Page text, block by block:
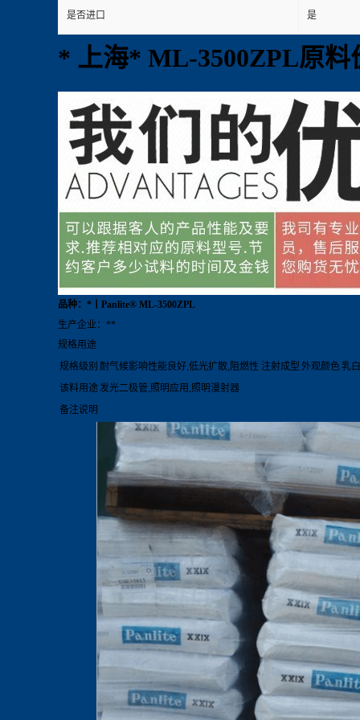
是否进口 是
* 上海* ML-3500ZPL原料
品种：*丨Panlite® ML-3500ZPL
生产企业：**
规格用途
规格级别 耐气候影响性能良好,低光扩散,阻燃性 注射成型 外观颜色乳
该料用途发光二极管,照明应用,照明漫射器
备注说明